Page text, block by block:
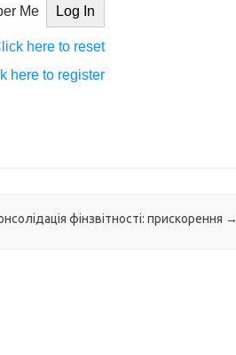
Me
here to reset
here to register
фінзвітності: прискорення →